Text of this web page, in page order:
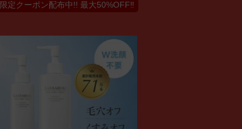
限定クーポン配布中!! 最大50%OFF‼